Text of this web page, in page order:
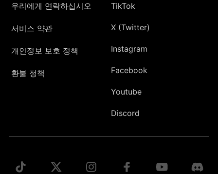
우리에게 연락하십시오
서비스 약관
개인정보 보호 정책
환불 정책
TikTok
X (Twitter)
Instagram
Facebook
Youtube
Discord